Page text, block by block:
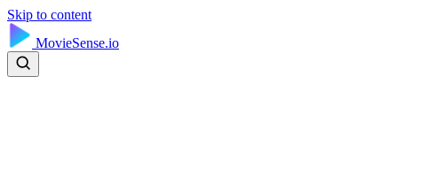
Skip to content
MovieSense.io